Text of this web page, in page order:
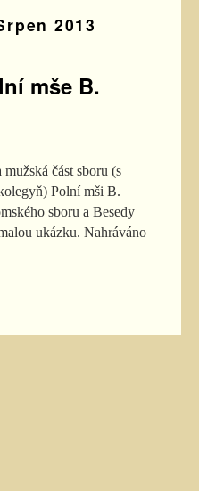
2013
mše B.
část sboru (s
Polní mši B.
sboru a Besedy
ukázku. Nahráváno